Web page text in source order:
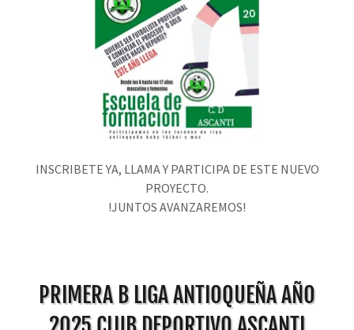
INSCRIBETE YA, LLAMA Y PARTICIPA DE ESTE NUEVO
PROYECTO.
!JUNTOS AVANZAREMOS!
PRIMERA B LIGA ANTIOQUEÑA AÑO